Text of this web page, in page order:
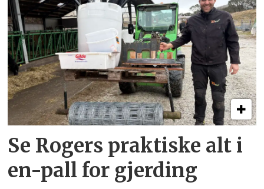
Se Rogers praktiske alt i
en-pall for gjerding